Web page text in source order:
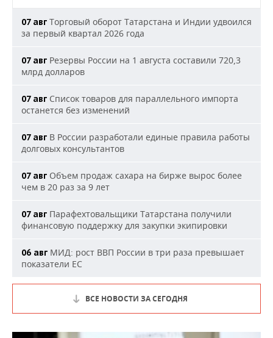
07 авг Торговый оборот Татарстана и Индии удвоился
за первый квартал 2026 года
07 авг Резервы России на 1 августа составили 720,3
млрд долларов
07 авг Список товаров для параллельного импорта
останется без изменений
07 авг В России разработали единые правила работы
долговых консультантов
07 авг Объем продаж сахара на бирже вырос более
чем в 20 раз за 9 лет
07 авг Парафехтовальщики Татарстана получили
финансовую поддержку для закупки экипировки
06 авг МИД: рост ВВП России в три раза превышает
показатели ЕС
ВСЕ НОВОСТИ ЗА СЕГОДНЯ